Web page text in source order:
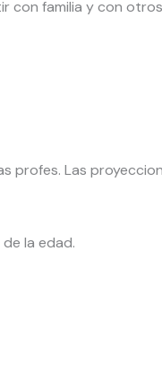
con familia y con
Las
la edad.